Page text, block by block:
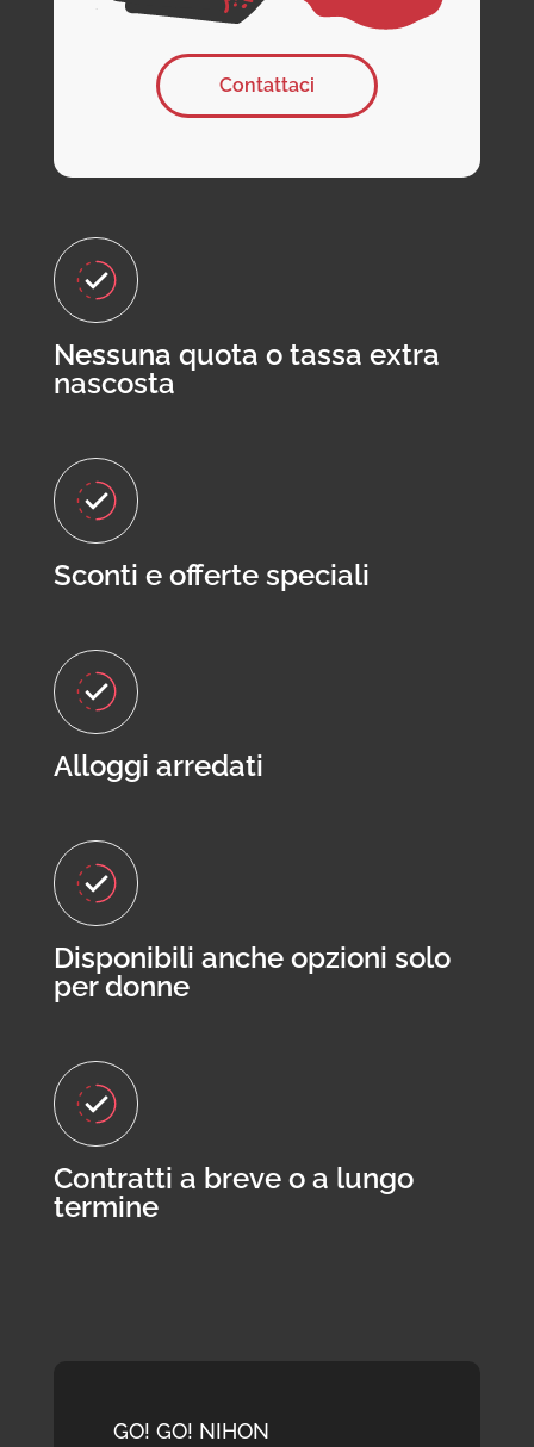
Contattaci
Nessuna quota o tassa extra
nascosta
Sconti e offerte speciali
Alloggi arredati
Disponibili anche opzioni solo
per donne
Contratti a breve o a lungo
termine
GO! GO! NIHON